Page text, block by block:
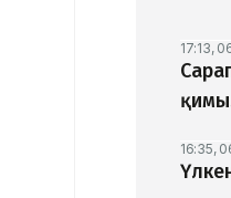
17:13,
16:35,